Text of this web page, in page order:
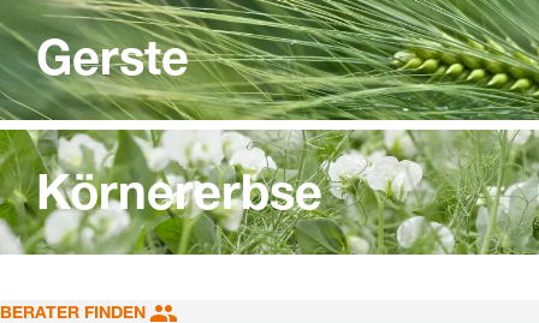
Gerste
Körnererbse
BERATER FINDEN